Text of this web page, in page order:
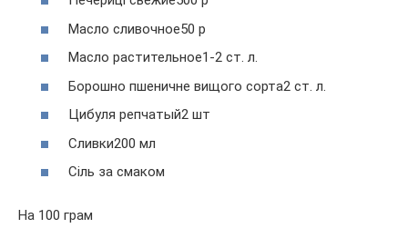
Масло сливочное50 р
Масло растительное1-2 ст. л.
Борошно пшеничне вищого сорта2 ст. л.
Цибуля репчатый2 шт
Сливки200 мл
Сіль за смаком
На 100 грам